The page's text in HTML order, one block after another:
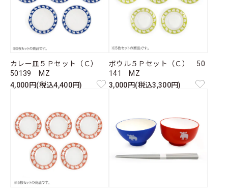
カレー皿５Ｐセット（Ｃ）
50139 MZ
4,000円(税込4,400円)
ボウル５Ｐセット（Ｃ） 50
141 MZ
3,000円(税込3,300円)